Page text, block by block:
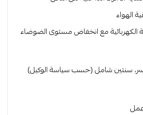
الهواء
الكهربائية مع انخفاض مستوى الضوضاء